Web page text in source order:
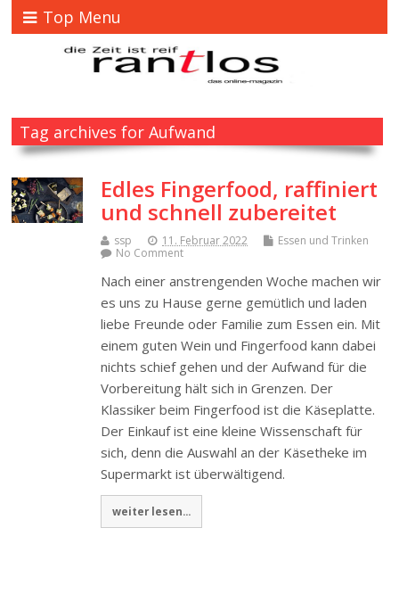
Top Menu
Tag archives for Aufwand
Edles Fingerfood, raffiniert
und schnell zubereitet
ssp 11. Februar 2022
Essen und Trinken
No Comment
Nach einer anstrengenden Woche machen wir
es uns zu Hause gerne gemütlich und laden
liebe Freunde oder Familie zum Essen ein. Mit
einem guten Wein und Fingerfood kann dabei
nichts schief gehen und der Aufwand für die
Vorbereitung hält sich in Grenzen. Der
Klassiker beim Fingerfood ist die Käseplatte.
Der Einkauf ist eine kleine Wissenschaft für
sich, denn die Auswahl an der Käsetheke im
Supermarkt ist überwältigend.
weiter lesen...